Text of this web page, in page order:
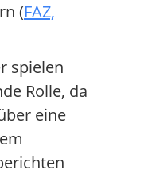
(FAZ,
spielen
Rolle, da
eine